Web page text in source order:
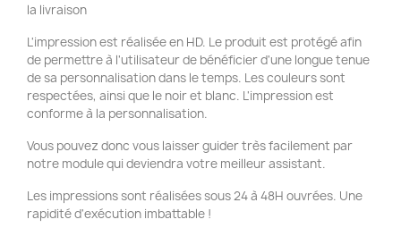
la livraison
L'impression est réalisée en HD. Le produit est protégé afin
de permettre à l'utilisateur de bénéficier d'une longue tenue
de sa personnalisation dans le temps. Les couleurs sont
respectées, ainsi que le noir et blanc. L'impression est
conforme à la personnalisation.
Vous pouvez donc vous laisser guider très facilement par
notre module qui deviendra votre meilleur assistant.
Les impressions sont réalisées sous 24 à 48H ouvrées. Une
rapidité d'exécution imbattable !